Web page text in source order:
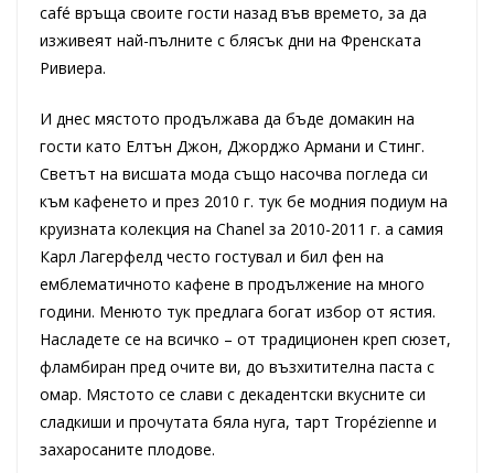
café връща своите гости назад във времето, за да
изживеят най-пълните с блясък дни на Френската
Ривиера.
И днес мястото продължава да бъде домакин на
гости като Елтън Джон, Джорджо Армани и Стинг.
Светът на висшата мода също насочва погледа си
към кафенето и през 2010 г. тук бе модния подиум на
круизната колекция на Chanel за 2010-2011 г. а самия
Карл Лагерфелд често гостувал и бил фен на
емблематичното кафене в продължение на много
години. Менюто тук предлага богат избор от ястия.
Насладете се на всичко – от традиционен креп сюзет,
фламбиран пред очите ви, до възхитителна паста с
омар. Мястото се слави с декадентски вкусните си
сладкиши и прочутата бяла нуга, тарт Tropézienne и
захаросаните плодове.